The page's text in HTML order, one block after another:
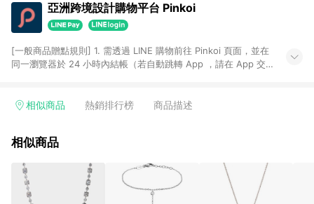
亞洲跨境設計購物平台 Pinkoi
[一般商品贈點規則] 1. 需透過 LINE 購物前往 Pinkoi 頁面，並在
同一瀏覽器於 24 小時內結帳（若自動跳轉 App ，請在 App 交
回饋訂單不得享有 Pinkoi 站方優惠，例如首購優惠，P coins，
行為，不具贈點資格，部分退款不在此限。 6. APP 請更新至
貨後 45 天後發送。 8. 群眾募資商品，禮物卡，開館保證金，補
運費，攤位費等不具贈點資格。 9. LINE 購物站上之商品規格、
顏色、價位、贈品如與 Pinkoi 商品資訊頁及購物車不符，以
相似商品 熱銷排行榜 商品描述
相似商品